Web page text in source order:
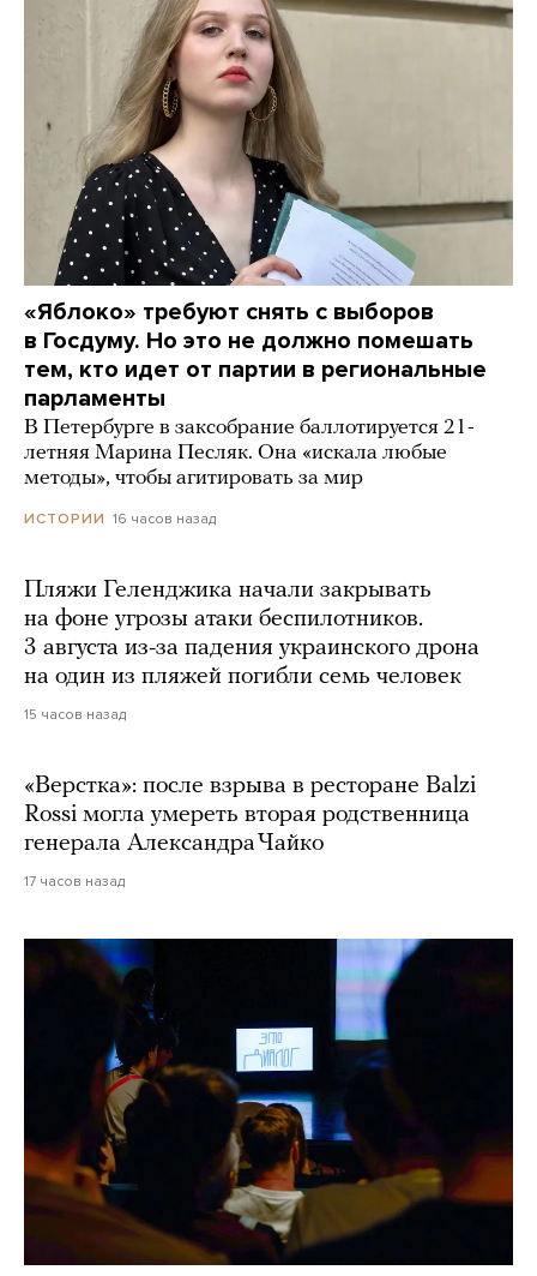
«Яблоко» требуют снять с выборов
в Госдуму. Но это не должно помешать
тем, кто идет от партии в региональные
парламенты
В Петербурге в заксобрание баллотируется 21-
летняя Марина Песляк. Она «искала любые
методы», чтобы агитировать за мир
ИСТОРИИ 16 часов назад
Пляжи Геленджика начали закрывать
на фоне угрозы атаки беспилотников.
3 августа из-за падения украинского дрона
на один из пляжей погибли семь человек
15 часов назад
«Верстка»: после взрыва в ресторане Balzi
Rossi могла умереть вторая родственница
генерала Александра Чайко
17 часов назад